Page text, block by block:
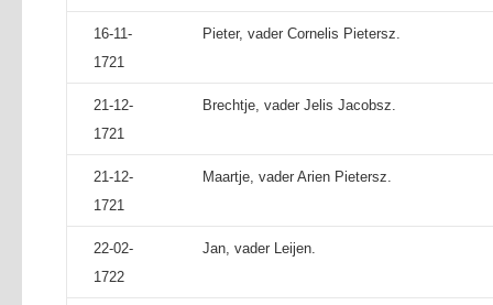
16-11-
1721
Pieter, vader Cornelis Pietersz.
21-12-
1721
Brechtje, vader Jelis Jacobsz.
21-12-
1721
Maartje, vader Arien Pietersz.
22-02-
1722
Jan, vader Leijen.